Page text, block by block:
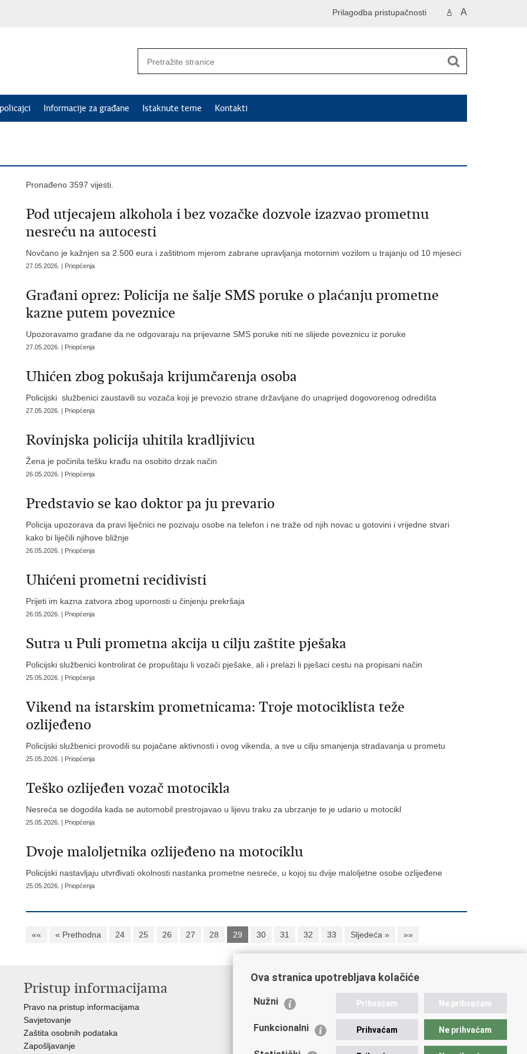
A A
Prilagodba pristupačnosti
Informacije za građane Istaknute teme Kontakti
Pronađeno 3597 vijesti.
Pod utjecajem alkohola i bez vozačke dozvole izazvao prometnu
nesreću na autocesti
Novčano je kažnjen sa 2.500 eura i zaštitnom mjerom zabrane upravljanja motornim vozilom u trajanju od 10 mjeseci
27.05.2026. | Priopćenja
Građani oprez: Policija ne šalje SMS poruke o plaćanju prometne
kazne putem poveznice
Upozoravamo građane da ne odgovaraju na prijevarne SMS poruke niti ne slijede poveznicu iz poruke
27.05.2026. | Priopćenja
Uhićen zbog pokušaja krijumčarenja osoba
Policijski službenici zaustavili su vozača koji je prevozio strane državljane do unaprijed dogovorenog odredišta
27.05.2026. | Priopćenja
Rovinjska policija uhitila kradljivicu
Žena je počinila tešku krađu na osobito drzak način
26.05.2026. | Priopćenja
Predstavio se kao doktor pa ju prevario
Policija upozorava da pravi liječnici ne pozivaju osobe na telefon i ne traže od njih novac u gotovini i vrijedne stvari
kako bi liječili njihove bližnje
26.05.2026. | Priopćenja
Uhićeni prometni recidivisti
Prijeti im kazna zatvora zbog upornosti u činjenju prekršaja
26.05.2026. | Priopćenja
Sutra u Puli prometna akcija u cilju zaštite pješaka
Policijski službenici kontrolirat će propuštaju li vozači pješake, ali i prelazi li pješaci cestu na propisani način
25.05.2026. | Priopćenja
Vikend na istarskim prometnicama: Troje motociklista teže
ozlijeđeno
Policijski službenici provodili su pojačane aktivnosti i ovog vikenda, a sve u cilju smanjenja stradavanja u prometu
25.05.2026. | Priopćenja
Teško ozlijeđen vozač motocikla
Nesreća se dogodila kada se automobil prestrojavao u lijevu traku za ubrzanje te je udario u motocikl
25.05.2026. | Priopćenja
Dvoje maloljetnika ozlijeđeno na motociklu
Policijski nastavljaju utvrđivati okolnosti nastanka prometne nesreće, u kojoj su dvije maloljetne osobe ozlijeđene
25.05.2026. | Priopćenja
«« « Prethodna 24 25 26 27 28 29 30 31 32 33 Sljedeća » »»
Pristup informacijama
Pravo na pristup informacijama
Savjetovanje
Zaštita osobnih podataka
Zapošljavanje
Važne poveznice
Ministarstvo unutarnjih poslova
Udruge
Ova stranica upotrebljava kolačiće
Nužni Prihvaćam Ne prihvaćam
Funkcionalni Prihvaćam Ne prihvaćam